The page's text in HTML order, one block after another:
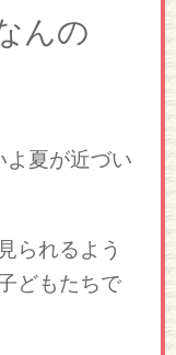
んの
よ夏が近づい
られるよう
どもたちで